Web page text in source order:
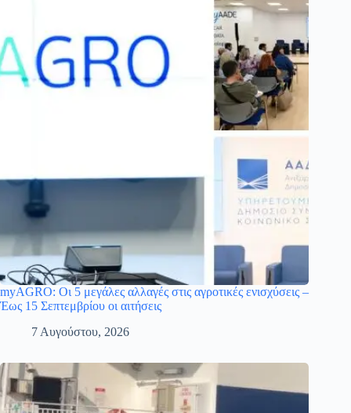
myAGRO: Οι 5 μεγάλες αλλαγές στις αγροτικές ενισχύσεις –
Έως 15 Σεπτεμβρίου οι αιτήσεις
7 Αυγούστου, 2026